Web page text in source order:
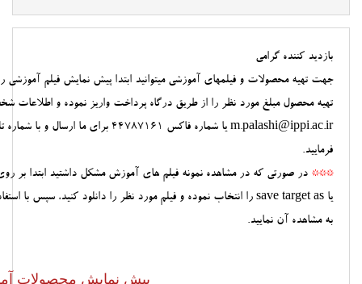
بازديد كننده گرامي
جهت تهيه محصولات و فيلمهاي آموزشي ميتوانيد ابتدا پيش نمايش فيلم
تهيه محصول مبلغ مورد نظر را از طريق درگاه پرداخت واريز نموده و
m.palashi@ippi.ac.ir يا شماره فاكس
44787161 براي ما ارسال و با شماره
فرماييد.
***
به مشاهده آن نماييد.
پيش نمايش محصولات